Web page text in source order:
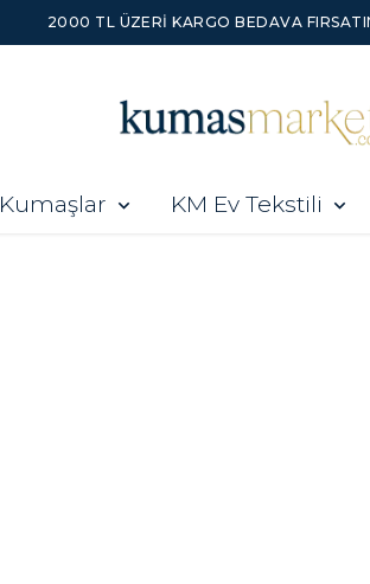
2000 TL ÜZERI KARGO BEDAVA
Kumaşlar KM Ev Tekstili